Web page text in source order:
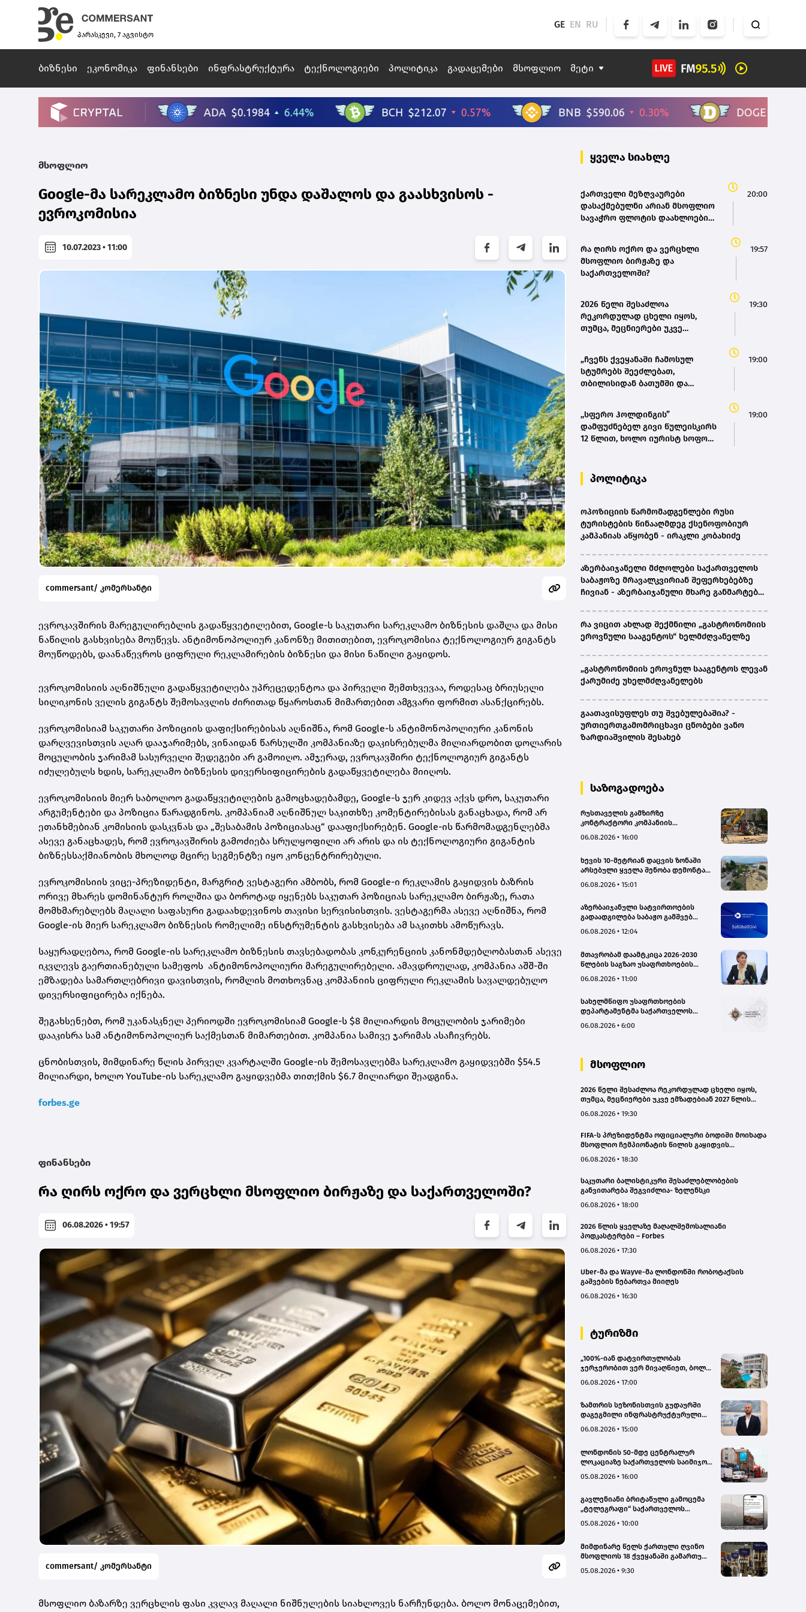
პარასკევი, 7 აგვისტო
GE EN RU
ბიზნესი ეკონომიკა ფინანსები ინფრასტრუქტურა ტექნოლოგიები პოლიტიკა გადაცემები მსოფლიო მეტი
მსოფლიო
Google-მა სარეკლამო ბიზნესი უნდა დაშალოს და გაასხვისოს -
ევროკომისია
10.07.2023 • 11:00
commersant/ კომერსანტი
ევროკავშირის მარეგულირებლის გადაწყვეტილებით, Google-ს საკუთარი სარეკლამო ბიზნესის დაშლა და მისი
ნაწილის გასხვისება მოუწევს. ანტიმონოპოლიურ კანონზე მითითებით, ევროკომისია ტექნოლოგიურ გიგანტს
მოუწოდებს, დაანაწევროს ციფრული რეკლამირების ბიზნესი და მისი ნაწილი გაყიდოს.
ევროკომისიის აღნიშნული გადაწყვეტილება უპრეცედენტოა და პირველი შემთხვევაა, როდესაც ბრიუსელი
სილიკონის ველის გიგანტს შემოსავლის ძირითად წყაროსთან მიმართებით ამგვარი ფორმით ასანქცირებს.
ევროკომისიამ საკუთარი პოზიციის დაფიქსირებისას აღნიშნა, რომ Google-ს ანტიმონოპოლიური კანონის
დარღვევისთვის აღარ დააჯარიმებს, ვინაიდან წარსულში კომპანიაზე დაკისრებულმა მილიარდობით დოლარის
მოცულობის ჯარიმამ სასურველი შედეგები არ გამოიღო. ამჯერად, ევროკავშირი ტექნოლოგიურ გიგანტს
იძულებულს ხდის, სარეკლამო ბიზნესის დივერსიფიცირების გადაწყვეტილება მიიღოს.
ევროკომისიის მიერ საბოლოო გადაწყვეტილების გამოცხადებამდე, Google-ს ჯერ კიდევ აქვს დრო, საკუთარი
არგუმენტები და პოზიცია წარადგინოს. კომპანიამ აღნიშნულ საკითხზე კომენტირებისას განაცხადა, რომ არ
ეთანხმებიან კომისიის დასკვნას და „შესაბამის პოზიციასაც“ დააფიქსირებენ. Google-ის წარმომადგენლებმა
ასევე განაცხადეს, რომ ევროკავშირის გამოძიება სრულყოფილი არ არის და ის ტექნოლოგიური გიგანტის
ბიზნესსაქმიანობის მხოლოდ მცირე სეგმენტზე იყო კონცენტრირებული.
ევროკომისიის ვიცე-პრეზიდენტი, მარგრიტ ვესტაგერი ამბობს, რომ Google-ი რეკლამის გაყიდვის ბაზრის
ორივე მხარეს დომინანტურ როლშია და ბოროტად იყენებს საკუთარ პოზიციას სარეკლამო ბირჟაზე, რათა
მომხმარებლებს მაღალი საფასური გადაახდევინოს თავისი სერვისისთვის. ვესტაგერმა ასევე აღნიშნა, რომ
Google-ის მიერ სარეკლამო ბიზნესის რომელიმე ინსტრუმენტის გასხვისება ამ საკითხს ამოწურავს.
საყურადღებოა, რომ Google-ის სარეკლამო ბიზნესის თავსებადობას კონკურენციის კანონმდებლობასთან ასევე
იკვლევს გაერთიანებული სამეფოს ანტიმონოპოლიური მარეგულირებელი. ამავდროულად, კომპანია აშშ-ში
ემზადება სამართლებრივი დავისთვის, რომლის მოთხოვნაც კომპანიის ციფრული რეკლამის სავალდებულო
დივერსიფიცირება იქნება.
შეგახსენებთ, რომ უკანასკნელ პერიოდში ევროკომისიამ Google-ს $8 მილიარდის მოცულობის ჯარიმები
დააკისრა სამ ანტიმონოპოლიურ საქმესთან მიმართებით. კომპანია სამივე ჯარიმას ასაჩივრებს.
ცნობისთვის, მიმდინარე წლის პირველ კვარტალში Google-ის შემოსავლებმა სარეკლამო გაყიდვებში $54.5
მილიარდი, ხოლო YouTube-ის სარეკლამო გაყიდვებმა თითქმის $6.7 მილიარდი შეადგინა.
forbes.ge
ფინანსები
რა ღირს ოქრო და ვერცხლი მსოფლიო ბირჟაზე და საქართველოში?
06.08.2026 • 19:57
commersant/ კომერსანტი
მსოფლიო ბაზარზე ვერცხლის ფასი კვლავ მაღალი ნიშნულების სიახლოვეს ნარჩუნდება. ბოლო მონაცემებით,
ყველა სიახლე
ქართველი მეზღვაურები
დასაქმებულნი არიან მსოფლიო
სავაჭრო ფლოტის დაახლოებით
20:00
რა ღირს ოქრო და ვერცხლი
მსოფლიო ბირჟაზე და
საქართველოში?
19:57
2026 წელი შესაძლოა
რეკორდულად ცხელი იყოს,
თუმცა, მეცნიერები უკვე
19:30
„ჩვენს ქვეყანაში ჩამოსულ
სტუმრებს შეეძლებათ,
თბილისიდან ბათუმში და
შეუწყობს შიდა ტურიზმს,
საერთაშორისო ტურიზმს, ასევე
შიდა მობილობის გაუმჯობესებას
19:00
,,სფერო ჰოლდინგის”
დამფუძნებელ გივი წულეისკირს
12 წლით, ხოლო იურისტ სოფო
19:00
პოლიტიკა
ოპოზიციის წარმომადგენლები რუსი
ტურისტების წინააღმდეგ ქსენოფობიურ
კამპანიას აწყობენ - ირაკლი კობახიძე
აზერბაიჯანელი მძღოლები საქართველოს
საბაჟოზე მრავალკვირიან შეფერხებებზე
ჩივიან - აზერბაიჯანული მხარე განმარტებას
რა ვიცით ახლად შექმნილი „გასტრონომიის
ეროვნული სააგენტოს“ ხელმძღვანელზე
„გასტრონომიის ეროვნულ სააგენტოს ლევან
ქარუმიძე უხელმძღვანელებს
გაათავისუფლეს თუ შვებულებაშია? -
ურთიერთგამომრიცხავი ცნობები ვანო
ზარდიაშვილის შესახებ
საზოგადოება
რუსთაველის გამზირზე
კონტრაქტორი კომპანიის
ახლოს იმოძრავა, რამაც ნიადაგის
გამოიწვია, გადაბრუნდა
ავტომანქანა - თვითმცლელში
იმყოფებოდა მცირეწლოვანი ბავშვი
06.08.2026 • 16:00
ხევის 10-მეტრიან დაცვის ზონაში
არსებული ყველა შენობა დემონტაჟს
06.08.2026 • 15:01
აზერბაიჯანული სატვირთოების
გადაადგილება საბაჟო გამშვებ
მიმდინარეობს- შემოსავლების
06.08.2026 • 12:04
მთავრობამ დაამტკიცა 2026-2030
წლების საგზაო უსაფრთხოების
სამოქმედო გეგმა – თამარ
06.08.2026 • 11:00
სახელმწიფო უსაფრთხოების
დეპარტამენტმა საქართველოს
საზიანოდ საბოტაჟის მუხლით
06.08.2026 • 6:00
მსოფლიო
2026 წელი შესაძლოა რეკორდულად ცხელი იყოს,
თუმცა, მეცნიერები უკვე ემზადებიან 2027 წლის
06.08.2026 • 19:30
FIFA-ს პრეზიდენტმა ოფიციალური ბოდიში მოიხადა
მსოფლიო ჩემპიონატის წილის გაყიდვის
06.08.2026 • 18:30
საკუთარი ბალისტიკური შესაძლებლობების
განვითარება შეგვიძლია- ზელენსკი
06.08.2026 • 18:00
2026 წლის ყველაზე მაღალშემოსალიანი
პოდკასტერები – Forbes
06.08.2026 • 17:30
Uber-მა და Wayve-მა ლონდონში რობოტაქსის
გაშვების ნებართვა მიიღეს
06.08.2026 • 16:30
ტურიზმი
„100%-იან დატვირთულობას
ჯერჯერობით ვერ მივაღწიეთ, ბოლო
გაუქმდა“ - Kobuleti Beach Club
06.08.2026 • 17:00
ზამთრის სეზონისთვის გუდაურში
დაგეგმილი ინფრასტრუქტურული
გუდაურის ტურისტული
დარსალია
06.08.2026 • 15:00
ლონდონის 50-მდე ცენტრალურ
ლოკაციაზე საქართველოს საიმიჯო
05.08.2026 • 16:00
გავლენიანი ბრიტანული გამოცემა
„ტელეგრაფი“ საქართველოს
სტატიების ციკლს აქვეყნებს
05.08.2026 • 10:00
მიმდინარე წელს ქართული ღვინო
მსოფლიოს 18 ქვეყანაში გამართულ
წარმოდგენილი
05.08.2026 • 9:30